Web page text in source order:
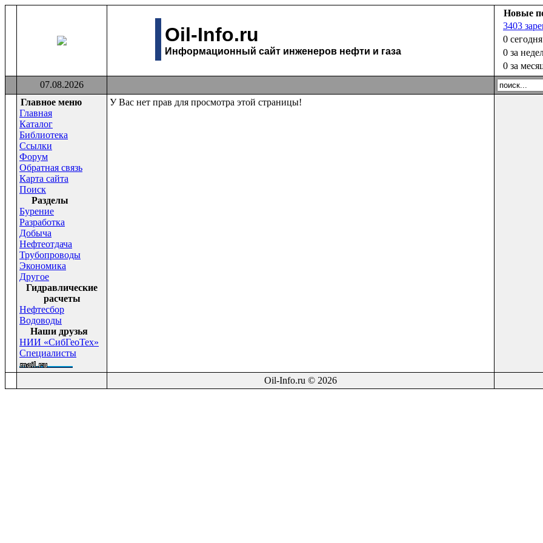
Oil-Info.ru
Информационный сайт инженеров нефти и газа
Новые
3403
0 сегодня
0 за
0 за
07.08.2026
Главное меню
Главная
Каталог
Библиотека
Ссылки
Форум
Обратная связь
Карта сайта
Поиск
Раздeлы
Бурение
Разработка
Добыча
Нефтеотдача
Трубопроводы
Экономика
Другое
Гидравлические
расчеты
Нефтесбор
Водоводы
Наши друзья
НИИ «СибГеоТех»
Специалисты
У Вас нет прав для просмотра этой страницы!
Oil-Info.ru © 2026